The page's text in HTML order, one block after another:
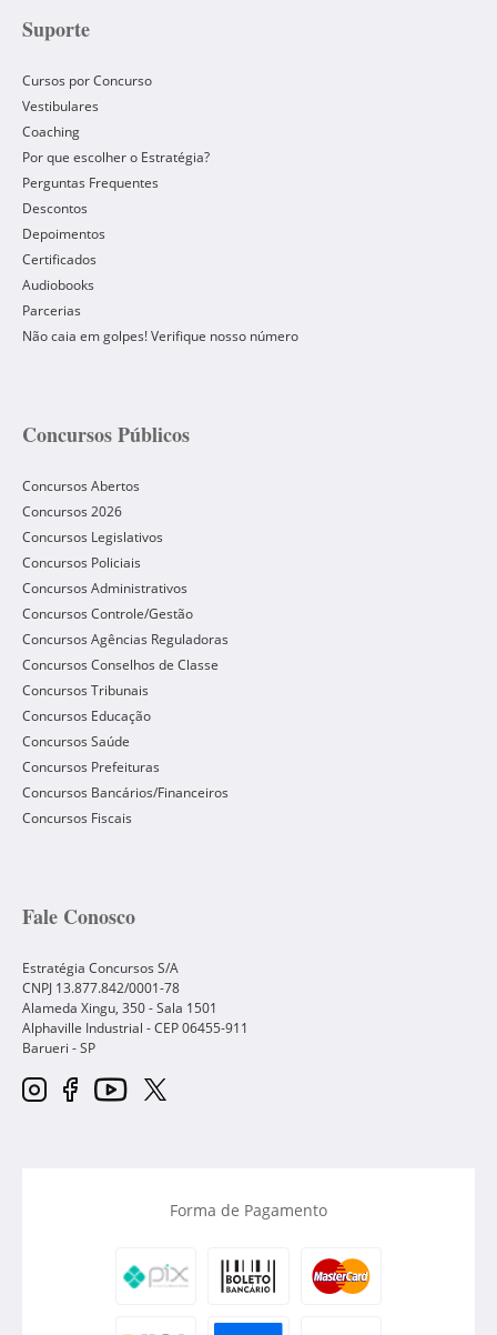
Suporte
Cursos por Concurso
Vestibulares
Coaching
Por que escolher o Estratégia?
Perguntas Frequentes
Descontos
Depoimentos
Certificados
Audiobooks
Parcerias
Não caia em golpes! Verifique nosso número
Concursos Públicos
Concursos Abertos
Concursos 2026
Concursos Legislativos
Concursos Policiais
Concursos Administrativos
Concursos Controle/Gestão
Concursos Agências Reguladoras
Concursos Conselhos de Classe
Concursos Tribunais
Concursos Educação
Concursos Saúde
Concursos Prefeituras
Concursos Bancários/Financeiros
Concursos Fiscais
Fale Conosco
Estratégia Concursos S/A
CNPJ 13.877.842/0001-78
Alameda Xingu, 350 - Sala 1501
Alphaville Industrial - CEP06455-911
Barueri -SP
Forma de Pagamento